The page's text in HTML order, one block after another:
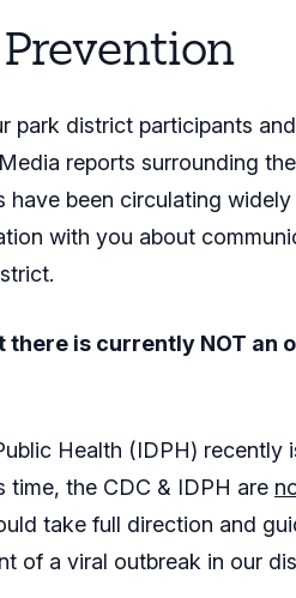
park district participants
reports surrounding
have been circulating
with you about
is currently NOT an
Health (IDPH) recently
time, the CDC & IDPH are
take full direction and
of a viral outbreak in our